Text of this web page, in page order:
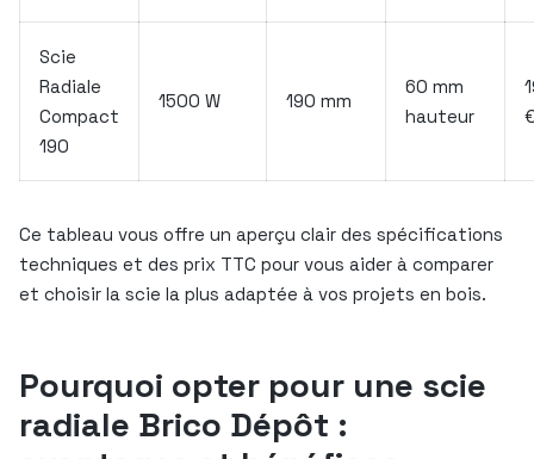
Scie
Radiale
Compact
190
1500 W 190 mm
60 mm
hauteur
Ce tableau vous offre un aperçu clair des spécifications
techniques et des prix TTC pour vous aider à comparer
et choisir la scie la plus adaptée à vos projets en bois.
Pourquoi opter pour une scie
radiale Brico Dépôt :